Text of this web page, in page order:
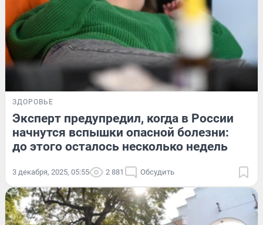
ЗДОРОВЬЕ
Эксперт предупредил, когда в России
начнутся вспышки опасной болезни:
до этого осталось несколько недель
3 декабря, 2025, 05:55 2 881 Обсудить